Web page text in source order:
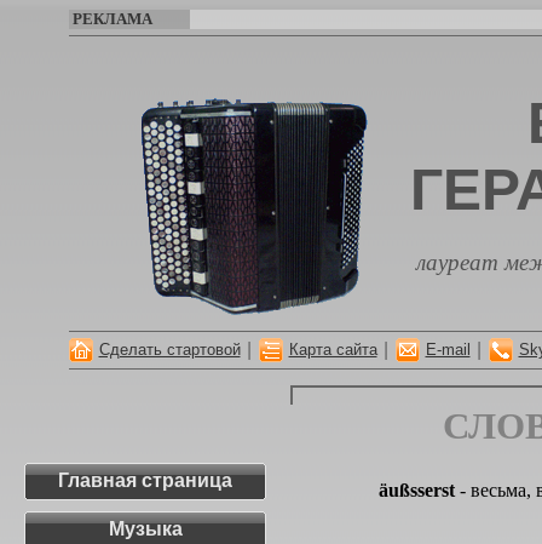
РЕКЛАМА
лауреат
Сделать стартовой Карта сайта E-mail
Главная страница
Музыка
äußsserst- весьма,